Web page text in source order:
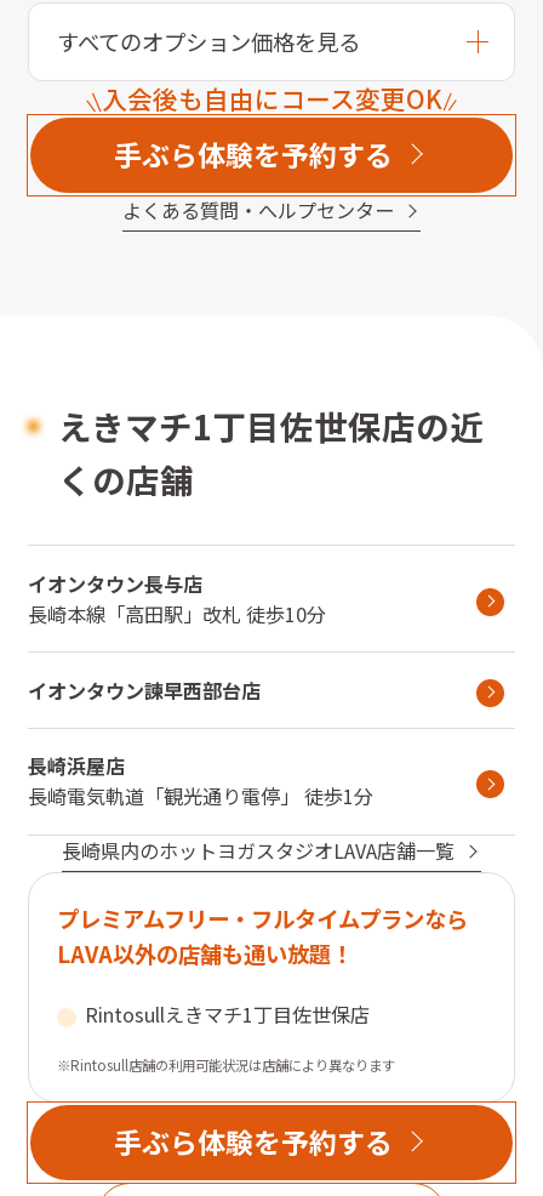
すべてのオプション価格を見る
入会後も自由にコース変更OK
手ぶら体験を予約する
よくある質問・へルプセンター
えきマチ1丁目佐世保店の近
くの店舗
イオンタウン長与店
長崎本線「高田駅 」 改札 徒歩10分
イオンタウン諫早西部台店
長崎浜屋店
長崎電気軌道「観光通り電停」 徒歩1分
長崎県内のホットヨガスタジオLAVA店舗一覧
プレミアムフリー・フルタイムプランなら
LAVA以外の店舗も通い放題！
Rintosullえきマチ1丁目佐世保店
※Rintosull店舗の利用可能状況は店舗により異なります
手ぶら体験を予約する